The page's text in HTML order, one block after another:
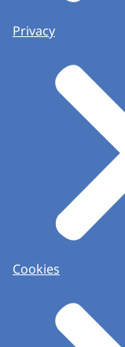
Privacy
Cookies